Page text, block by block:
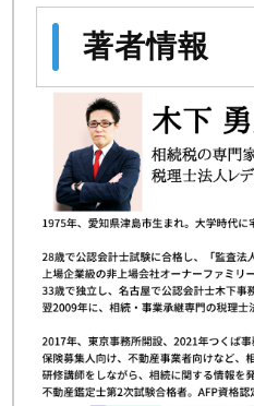
著者情報